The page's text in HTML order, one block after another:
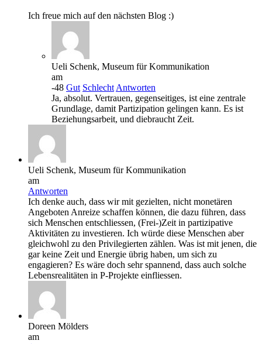
Ich freue mich auf den nächsten Blog :)
Ueli Schenk, Museum für Kommunikation
am
-48 Gut Schlecht Antworten
Ja, absolut. Vertrauen, gegenseitiges, ist eine zentrale
Grundlage, damit Partizipation gelingen kann. Es ist
Beziehungsarbeit, und diebraucht Zeit.
Ueli Schenk, Museum für Kommunikation
am
Antworten
Ich denke auch, dass wir mit gezielten, nicht monetären
Angeboten Anreize schaffen können, die dazu führen, dass
sich Menschen entschliessen, (Frei-)Zeit in partizipative
Aktivitäten zu investieren. Ich würde diese Menschen aber
gleichwohl zu den Privilegierten zählen. Was ist mit jenen, die
gar keine Zeit und Energie übrig haben, um sich zu
engagieren? Es wäre doch sehr spannend, dass auch solche
Lebensrealitäten in P-Projekte einfliessen.
Doreen Mölders
am